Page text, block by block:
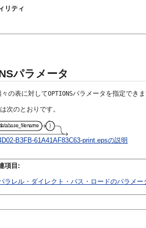
リティ
パラメータ
の表に対してOPTIONSパラメータを指定でき
次のとおりです。
B3FB-61A41AF83C63-print.epsの説明
項目:
パラレル・ダイレクト・パス・ロードのパラメー